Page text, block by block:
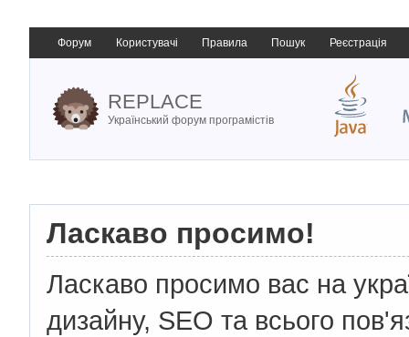
Форум Користувачі Правила Пошук Реєстрація
REPLACE
Український форум програмістів
Ласкаво просимо!
Ласкаво просимо вас на
дизайну, SEO та всього